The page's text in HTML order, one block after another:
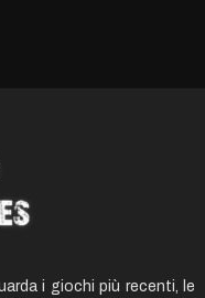
i giochi più recenti, le